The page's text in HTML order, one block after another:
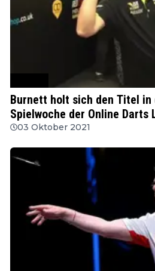
Burnett holt sich den Titel in
Spielwoche der Online Darts
03 Oktober 2021